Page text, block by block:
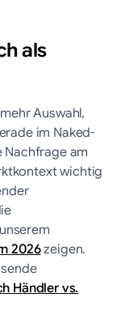
als
Auswahl,
im Naked-
am
wichtig
2026zeigen.
Händler vs.